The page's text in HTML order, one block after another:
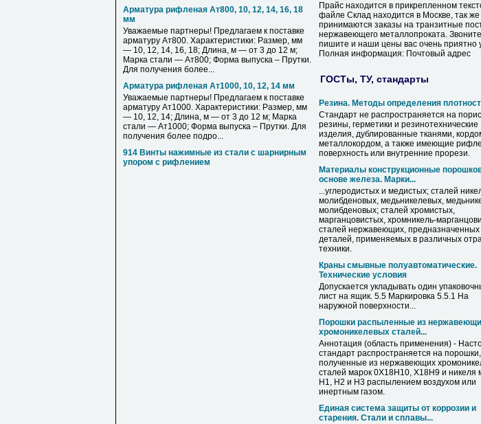
Арматура рифленая Ат800, 10, 12, 14, 16, 18
мм
Уважаемые партнеры! Предлагаем к поставке
арматуру Ат800. Характеристики: Размер, мм
— 10, 12, 14, 16, 18; Длина, м — от 3 до 12 м;
Марка стали — Ат800; Форма выпуска – Прутки.
Для получения более...
Арматура рифленая Ат1000, 10, 12, 14 мм
Уважаемые партнеры! Предлагаем к поставке
арматуру Ат1000. Характеристики: Размер, мм
— 10, 12, 14; Длина, м — от 3 до 12 м; Марка
стали — Ат1000; Форма выпуска – Прутки. Для
получения более подро...
914 Винты нажимные из стали с шарнирным
упором с рифлением
Прайс находится в прикрепленном
файле Склад находится в Москве, так же
принимаются заказы на транзитные
нержавеющего металлопроката.
пишите и наши цены вас очень приятно
Полная информация: Почтовый адрес
ГОСТы, ТУ, стандарты
Резина. Методы определения
Стандарт не распространяется на
резины, герметики и резинотехнические
изделия, дублированные тканями,
металлокордом, а также имеющие
поверхность или внутренние прорези.
Материалы конструкционные
основе железа. Марки...
...углеродистых и медистых; сталей
молибденовых, медьникелевых,
молибденовых; сталей хромистых,
марганцовистых, хромникель-
сталей нержавеющих, предназначенных
деталей, применяемых в различных
техники.
Краны смывные полуавтоматические.
Технические условия
Допускается укладывать один
лист на ящик. 5.5 Маркировка 5.5.1 На
наружной поверхности...
Порошки распыленные из
хромоникелевых сталей...
Аннотация (область применения) -
стандарт распространяется на порошки,
полученные из нержавеющих
сталей марок 0Х18Н10, Х18Н9 и никеля
Н1, Н2 и Н3 распылением воздухом или
инертным газом.
Единая система защиты от коррозии и
старения. Стали и сплавы...